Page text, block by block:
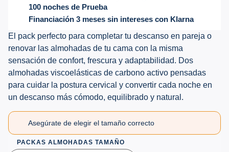
100 noches de Prueba
Financiación 3 meses sin intereses con Klarna
El pack perfecto para completar tu descanso en pareja o
renovar las almohadas de tu cama con la misma
sensación de confort, frescura y adaptabilidad. Dos
almohadas viscoelásticas de carbono activo pensadas
para cuidar la postura cervical y convertir cada noche en
un descanso más cómodo, equilibrado y natural.
Asegúrate de elegir el tamaño correcto
PACKAS ALMOHADAS TAMAÑO